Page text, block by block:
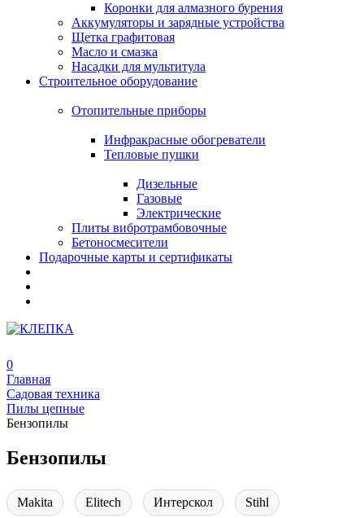
Коронки для алмазного бурения
Аккумуляторы и зарядные устройства
Щетка графитовая
Масло и смазка
Насадки для мультитула
Строительное оборудование
Отопительные приборы
Инфракрасные обогреватели
Тепловые пушки
Дизельные
Газовые
Электрические
Плиты вибротрамбовочные
Бетоносмесители
Подарочные карты и сертификаты
0
Главная
Садовая техника
Пилы цепные
Бензопилы
Бензопилы
Makita Elitech Интерскол Stihl